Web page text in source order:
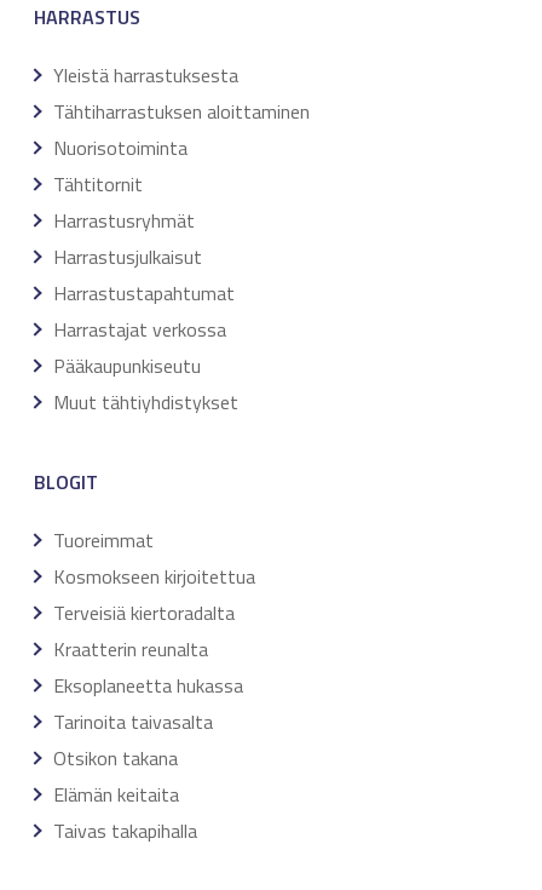
HARRASTUS
Yleistä harrastuksesta
Tähtiharrastuksen aloittaminen
Nuorisotoiminta
Tähtitornit
Harrastusryhmät
Harrastusjulkaisut
Harrastustapahtumat
Harrastajat verkossa
Pääkaupunkiseutu
Muut tähtiyhdistykset
BLOGIT
Tuoreimmat
Kosmokseen kirjoitettua
Terveisiä kiertoradalta
Kraatterin reunalta
Eksoplaneetta hukassa
Tarinoita taivasalta
Otsikon takana
Elämän keitaita
Taivas takapihalla